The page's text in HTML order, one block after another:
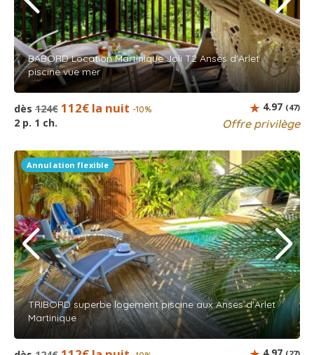
BABORD Location Martinique Joli T2 Anses d'Arlet
piscine vue mer
dès 124€ 112€ la nuit -10%
2 p. 1 ch. Offre privilège
4.97 (47)
Annulation flexible
TRIBORD superbe logement piscine aux Anses d'Arlet
Martinique